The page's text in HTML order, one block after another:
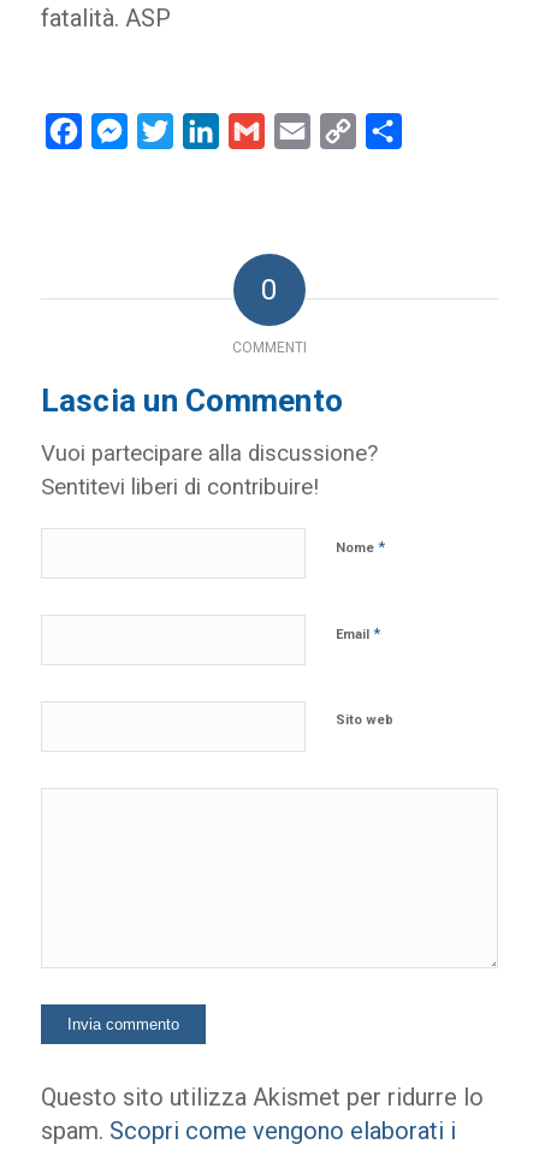
fatalità. ASP
FacebookMessenger
Twitter LinkedInGmail Email
Copy
0
COMMENTI
Lascia un Commento
Vuoi partecipare alla discussione?
Sentitevi liberi di contribuire!
Nome *
Email *
Sito web
Questo sito utilizza Akismet per ridurre lo
spam. Scopri come vengono elaborati i